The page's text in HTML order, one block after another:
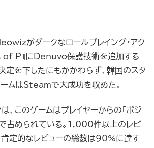
がダークなロールプレイング・アク
of P』にDenuvo保護技術を追加する
定を下したにもかかわらず、韓国のスタ
ムはSteamで大成功を収めた。
、このゲームはプレイヤーからの「ポジ
で占められている。1,000件以上のレビ
肯定的なレビューの総数は90%に達す